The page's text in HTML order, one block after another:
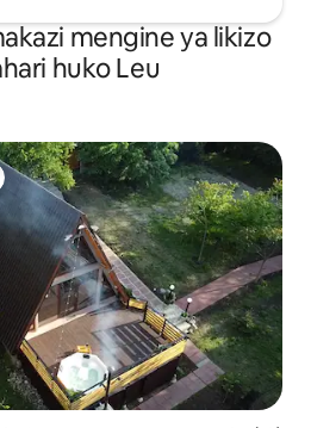
mengine ya likizo
huko Leu